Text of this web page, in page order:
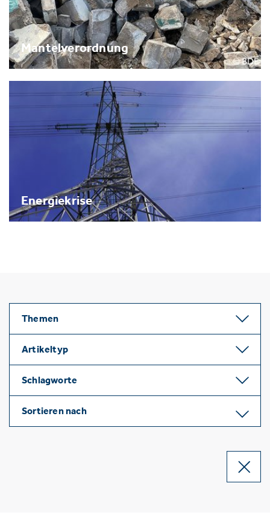
Mantelverordnung
Energiekrise
Themen
Artikeltyp
Schlagworte
Sortieren nach